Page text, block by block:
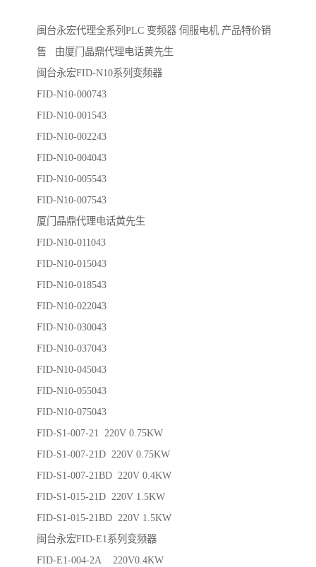
闽台永宏代理全系列PLC 变频器 伺服电机 产品特价销
售 由厦门晶鼎代理电话黄先生
闽台永宏FID-N10系列变频器
FID-N10-000743
FID-N10-001543
FID-N10-002243
FID-N10-004043
FID-N10-005543
FID-N10-007543
厦门晶鼎代理电话黄先生
FID-N10-011043
FID-N10-015043
FID-N10-018543
FID-N10-022043
FID-N10-030043
FID-N10-037043
FID-N10-045043
FID-N10-055043
FID-N10-075043
FID-S1-007-21 220V 0.75KW
FID-S1-007-21D 220V 0.75KW
FID-S1-007-21BD 220V 0.4KW
FID-S1-015-21D 220V 1.5KW
FID-S1-015-21BD 220V 1.5KW
闽台永宏FID-E1系列变频器
FID-E1-004-2A 220V0.4KW